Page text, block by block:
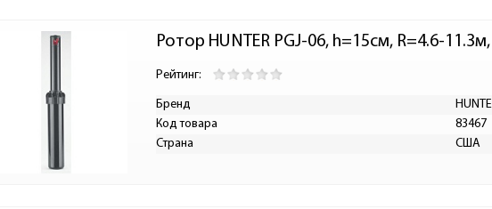
Ротор HUNTER PGJ-06, h=15см, R=4.6-11.3м,
Рейтинг:
Бренд
Код товара
83467
Страна
США